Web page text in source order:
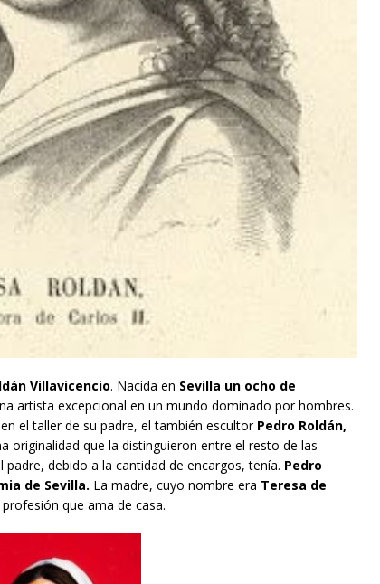
Villavicencio. Nacida en Sevilla un ocho de
artista excepcional en un mundo dominado por hombres.
el taller de su padre, el también escultor Pedro Roldán,
originalidad que la distinguieron entre el resto de las
debido a la cantidad de encargos, tenía. Pedro
de Sevilla. La madre, cuyo nombre era Teresa de
que ama de casa.